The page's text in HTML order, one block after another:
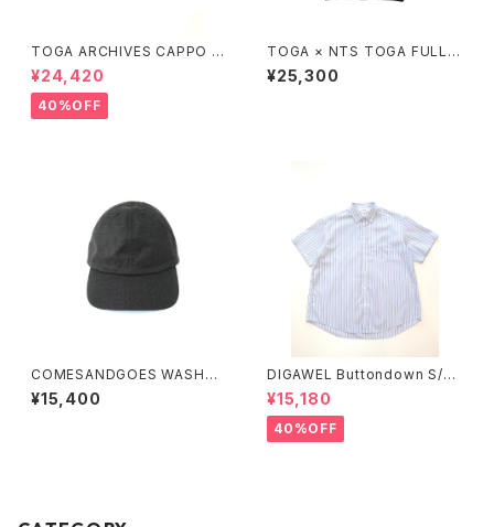
TOGA ARCHIVES CAPPO T
OGA × SUICOKE SP
¥24,420
40%OFF
TOGA × NTS TOGA FULLZI
P HOODIE
¥25,300
COMESANDGOES WASHAB
LE TWILL STANDARD CAP
¥15,400
DIGAWEL Buttondown S/S
shirt
¥15,180
40%OFF